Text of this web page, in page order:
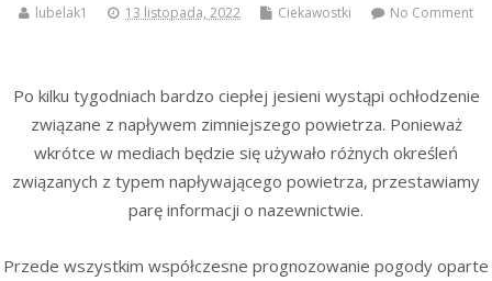
lubelak1 13 listopada, 2022 Ciekawostki No Comment
Po kilku tygodniach bardzo ciepłej jesieni wystąpi ochłodzenie
związane z napływem zimniejszego powietrza. Ponieważ
wkrótce w mediach będzie się używało różnych określeń
związanych z typem napływającego powietrza, przestawiamy
parę informacji o nazewnictwie.
Przede wszystkim współczesne prognozowanie pogody oparte